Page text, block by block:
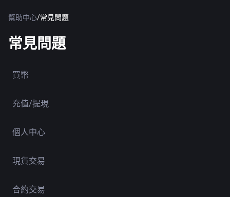
幫助中心/常見問題
常見問題
買幣
充值/提現
個人中心
現貨交易
合約交易